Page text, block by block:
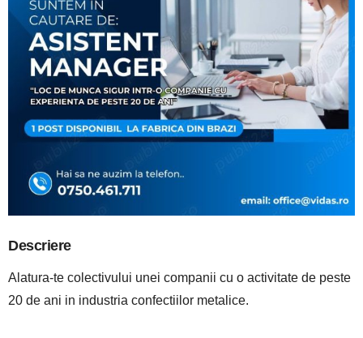
Descriere
Alatura-te colectivului unei companii cu o activitate de peste
20 de ani in industria confectiilor metalice.